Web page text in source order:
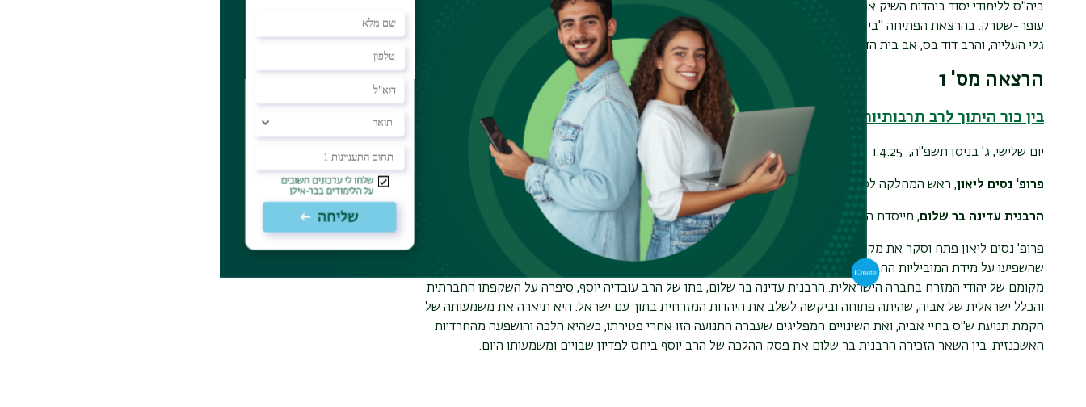
ביה"ס ללימודי יסוד ביהדות השיק את סדרת ההרצאות "יהדות פוגשת ישראליות" בהובלת ד"ר חיים בורגנסקי וד"ר עירית
עופר-שטרק. בהרצאת הפתיחה "בין דת ללאום: גיור ושייכות יהודית" הציג פרופ' אשר כהן את התפתחות סוגיית הגיור בעקבות
גלי העלייה, והרב דוד בס, אב בית הדין המיוחד לגיור, סקר את המניעים לגיור ועבודת הדיינים.
הרצאה מס' 1
בין כור היתוך לרב תרבותיות: המהפכה העדתית
יום שלישי, ג' בניסן תשפ"ה,
פרופ' נסים ליאון, ראש המחלקה לסוציולוגיה ואנתרופולוגיה, אוניברסיטת בר-אילן
הרבנית עדינה בר שלום, מייסדת המכללה החרדית ירושלים, כלת פרס ישראל לשנת תשע"ד
פרופ' נסים ליאון פתח וסקר את מקומה של היהדות המזרחית במרקם החברתי הישראלי. הוא הצביע על "תחנות בזמן"
שהשפיעו על מידת המוביליות החברתית של יהדות זו. בהמשך דבריו הוא התייחס לתנועת ש"ס, לנסיבות הקמתה ולהשפעתה על
מקומם של יהודי המזרח בחברה הישראלית. הרבנית עדינה בר שלום, בתו של הרב עובדיה יוסף, סיפרה על השקפתו החברתית
והכלל ישראלית של אביה, שהיתה פתוחה וביקשה לשלב את היהדות המזרחית בתוך עם ישראל. היא תיארה את משמעותה של
הקמת תנועת ש"ס בחיי אביה, ואת השינויים המפליגים שעברה התנועה הזו אחרי פטירתו, כשהיא הלכה והושפעה מהחרדיות
האשכנזית. בין השאר הזכירה הרבנית בר שלום את פסק ההלכה של הרב יוסף ביחס לפדיון שבויים ומשמעותו היום.